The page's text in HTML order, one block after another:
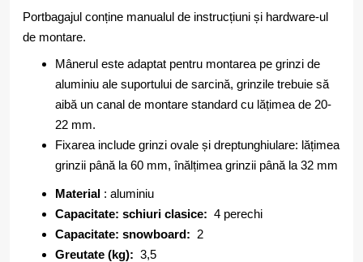
Portbagajul conține manualul de instrucțiuni și hardware-ul
de montare.
Mânerul este adaptat pentru montarea pe grinzi de
aluminiu ale suportului de sarcină, grinzile trebuie să
aibă un canal de montare standard cu lățimea de 20-
22 mm.
Fixarea include grinzi ovale și dreptunghiulare: lățimea
grinzii până la 60 mm, înălțimea grinzii până la 32 mm
Material : aluminiu
Capacitate: schiuri clasice: 4 perechi
Capacitate: snowboard: 2
Greutate (kg): 3,5